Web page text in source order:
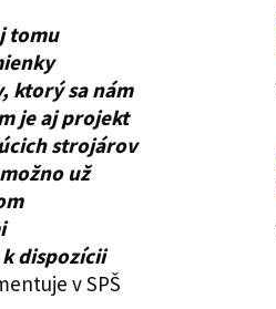
tomu
ktorý sa nám
je aj projekt
strojárov
už
dispozícii
v SPŠ